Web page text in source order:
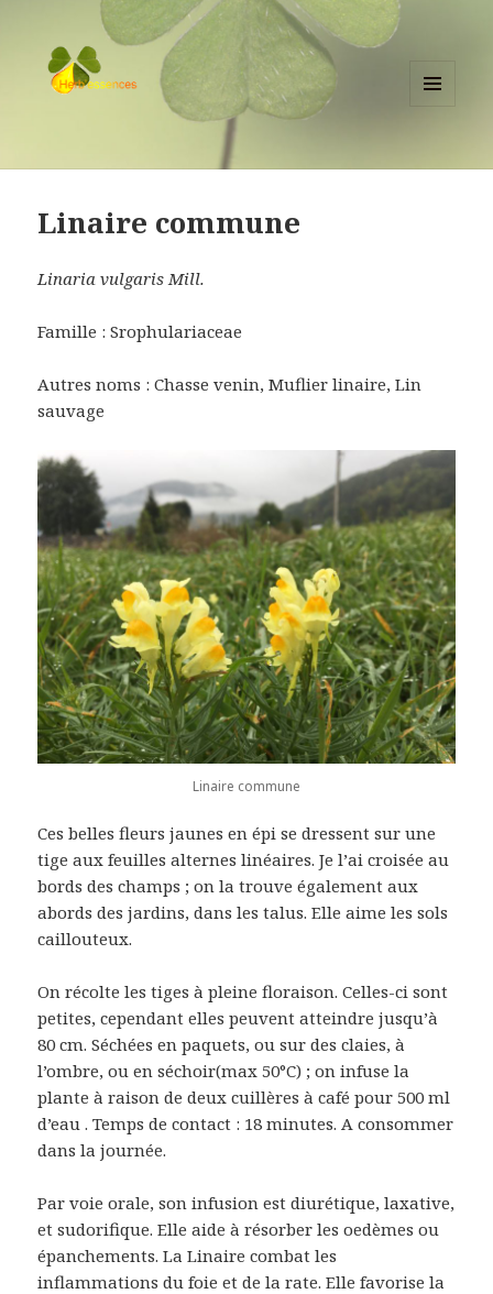
herbessences.fr
Linaire commune
Linaria vulgaris Mill.
Famille : Srophulariaceae
Autres noms : Chasse venin, Muflier linaire, Lin
sauvage
Linaire commune
Ces belles fleurs jaunes en épi se dressent sur une
tige aux feuilles alternes linéaires. Je l’ai croisée au
bords des champs ; on la trouve également aux
abords des jardins, dans les talus. Elle aime les sols
caillouteux.
On récolte les tiges à pleine floraison. Celles-ci sont
petites, cependant elles peuvent atteindre jusqu’à
80 cm. Séchées en paquets, ou sur des claies, à
l’ombre, ou en séchoir(max 50°C) ; on infuse la
plante à raison de deux cuillères à café pour 500 ml
d’eau . Temps de contact : 18 minutes. A consommer
dans la journée.
Par voie orale, son infusion est diurétique, laxative,
et sudorifique. Elle aide à résorber les oedèmes ou
épanchements. La Linaire combat les
inflammations du foie et de la rate. Elle favorise la